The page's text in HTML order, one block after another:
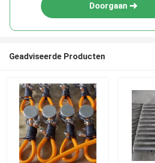
Doorgaan
Geadviseerde Producten